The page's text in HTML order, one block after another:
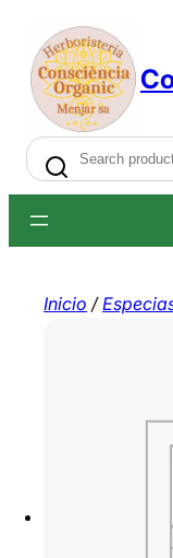
contenido
Search
Inicio /